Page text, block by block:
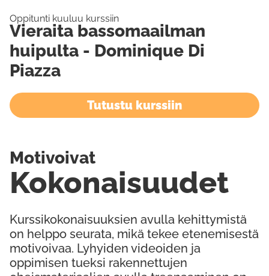
Oppitunti kuuluu kurssiin
Vieraita bassomaailman
huipulta - Dominique Di
Piazza
Tutustu kurssiin
Kurssikokonaisuuksien avulla kehittymistä
on helppo seurata, mikä tekee etenemisestä
motivoivaa. Lyhyiden videoiden ja
oppimisen tueksi rakennettujen
Kokonaisuudet
Motivoivat